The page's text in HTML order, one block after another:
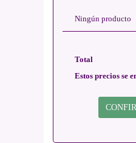
Ningún producto
Total
Estos precios se